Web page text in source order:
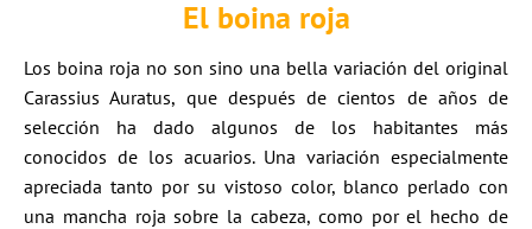
El boina roja
Los boina roja no son sino una bella variación del original
Carassius Auratus, que después de cientos de años de
selección ha dado algunos de los habitantes más
conocidos de los acuarios. Una variación especialmente
apreciada tanto por su vistoso color, blanco perlado con
una mancha roja sobre la cabeza, como por el hecho de